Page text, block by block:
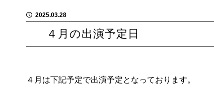
2025.03.28
４月の出演予定日
４月は下記予定で出演予定となっております。